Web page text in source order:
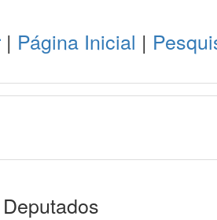
| Página Inicial |